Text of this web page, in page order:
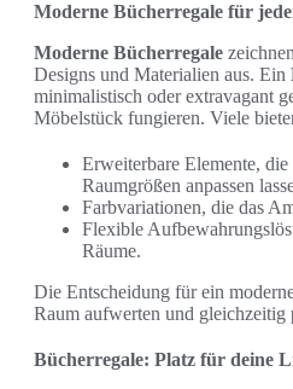
Moderne Bücherregale für
Moderne Bücherregale
Designs und Materialien aus. Ein
minimalistisch oder extravagant
Möbelstück fungieren. Viele
Erweiterbare Elemente,
Raumgrößen anpassen
Farbvariationen, die das
Flexible
Räume.
Die Entscheidung für ein
Raum aufwerten und gleichzeitig
Bücherregale: Platz für deine